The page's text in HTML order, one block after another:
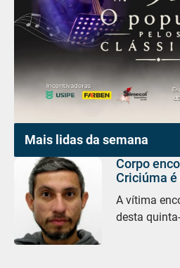
Mais lidas da semana
Corpo
Criciúma
A vítima
desta